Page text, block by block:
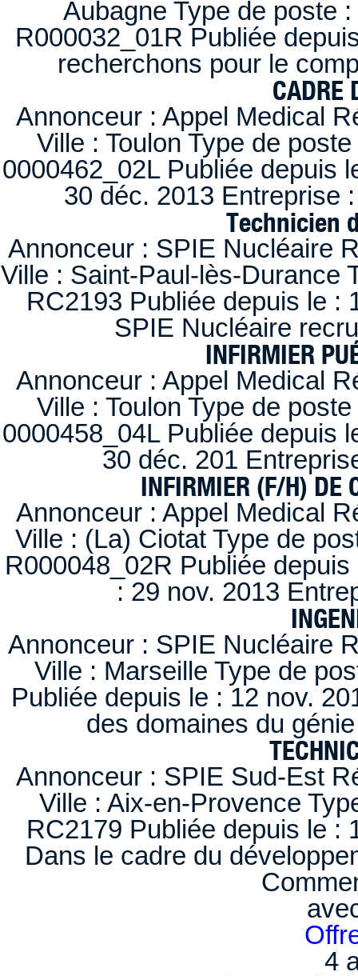
Aubagne Type de poste
R000032_01R Publiée
recherchons pour le
CADRE
Annonceur : Appel Medical
Ville : Toulon Type de
0000462_02L Publiée depuis
30 déc. 2013
Technicien
Annonceur : SPIE Nucléaire
Ville : Saint-Paul-lès-Durance
RC2193 Publiée depuis le :
SPIE Nucléaire
INFIRMIER
Annonceur : Appel Medical
Ville : Toulon Type de
0000458_04L Publiée depuis
30 déc. 201
INFIRMIER (F/H) DE
Annonceur : Appel Medical
Ville : (La) Ciotat Type de
R000048_02R Publiée
: 29 nov. 2013
Annonceur : SPIE Nucléaire
Ville : Marseille Type de
Publiée depuis le : 12 nov.
des domaines du
Annonceur : SPIE Sud-Est
Ville : Aix-en-Provence
RC2179 Publiée depuis le :
Dans le cadre du
4